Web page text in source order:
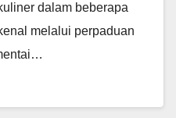
dalam beberapa
melalui perpaduan